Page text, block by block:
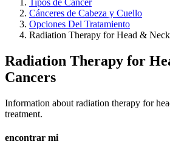
Tipos de Cancer
Cánceres de Cabeza y Cuello
Opciones Del Tratamiento
Radiation Therapy for Head &
Radiation Therapy for
Cancers
Information about radiation therapy for
treatment.
encontrar mi